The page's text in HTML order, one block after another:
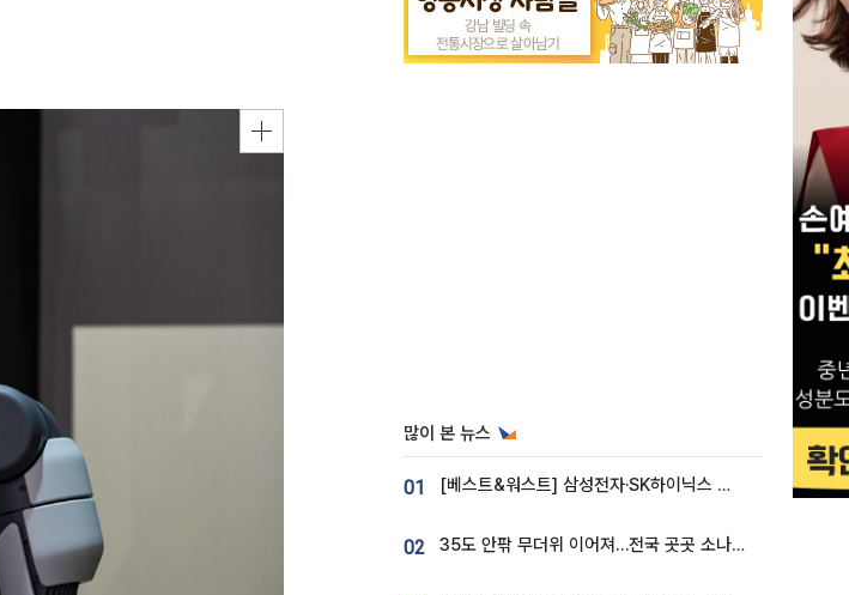
많이 본 뉴스
01 [베스트&워스트] 삼성전자·SK하이닉스 밀린 한 주…상상인증권은 85% 급등
02 35도 안팎 무더위 이어져…전국 곳곳 소나기 [오늘 날씨]